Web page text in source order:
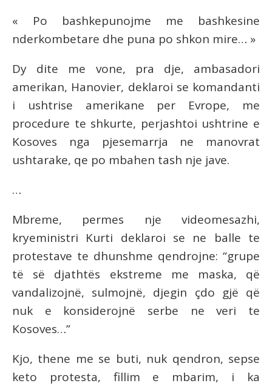
« Po bashkepunojme me bashkesine
nderkombetare dhe puna po shkon mire… »
Dy dite me vone, pra dje, ambasadori
amerikan, Hanovier, deklaroi se komandanti
i ushtrise amerikane per Evrope, me
procedure te shkurte, perjashtoi ushtrine e
Kosoves nga pjesemarrja ne manovrat
ushtarake, qe po mbahen tash nje jave.
…
Mbreme, permes nje videomesazhi,
kryeministri Kurti deklaroi se ne balle te
protestave te dhunshme qendrojne: “grupe
të së djathtës ekstreme me maska, që
vandalizojnë, sulmojnë, djegin çdo gjë që
nuk e konsiderojnë serbe ne veri te
Kosoves…”
Kjo, thene me se buti, nuk qendron, sepse
keto protesta, fillim e mbarim, i ka